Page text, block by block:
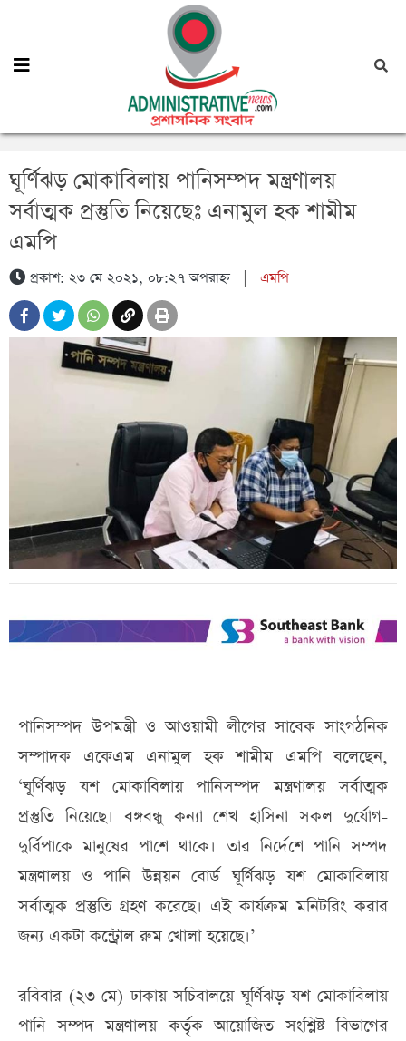
ঘূর্ণিঝড় মোকাবিলায় পানিসম্পদ মন্ত্রণালয়
সর্বাত্মক প্রস্তুতি নিয়েছেঃ এনামুল হক শামীম
এমপি
প্রকাশ: ২৩ মে ২০২১, ০৮:২৭ অপরাহ্ন| এমপি
পানিসম্পদ উপমন্ত্রী ও আওয়ামী লীগের সাবেক সাংগঠনিক
সম্পাদক একেএম এনামুল হক শামীম এমপি বলেছেন,
‘ঘূর্ণিঝড় যশ মোকাবিলায় পানিসম্পদ মন্ত্রণালয় সর্বাত্মক
প্রস্তুতি নিয়েছে। বঙ্গবন্ধু কন্যা শেখ হাসিনা সকল দুর্যোগ-
দুর্বিপাকে মানুষের পাশে থাকে। তার নির্দেশে পানি সম্পদ
মন্ত্রণালয় ও পানি উন্নয়ন বোর্ড ঘূর্ণিঝড় যশ মোকাবিলায়
সর্বাত্মক প্রস্তুতি গ্রহণ করেছে। এই কার্যক্রম মনিটরিং করার
জন্য একটা কন্ট্রোল রুম খোলা হয়েছে।’
রবিবার (২৩ মে) ঢাকায় সচিবালয়ে ঘূর্ণিঝড় যশ মোকাবিলায়
পানি সম্পদ মন্ত্রণালয় কর্তৃক আয়োজিত সংশ্লিষ্ট বিভাগের